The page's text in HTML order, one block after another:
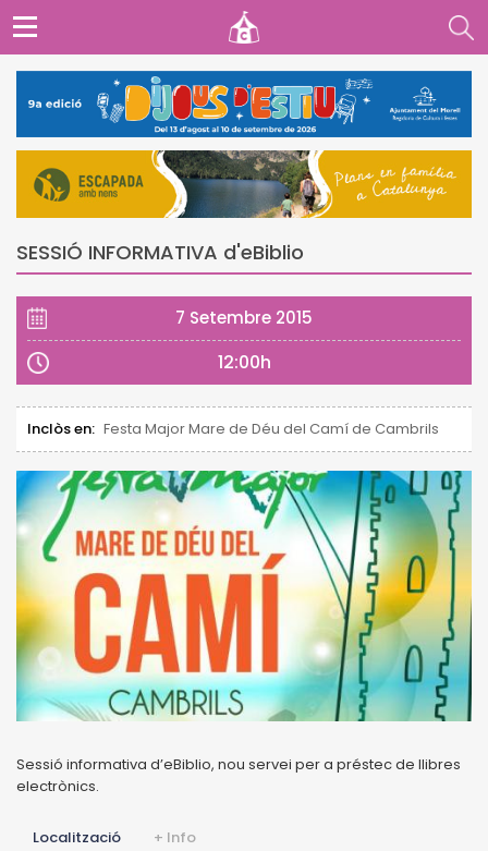
SESSIÓ INFORMATIVA d'eBiblio
7 Setembre 2015
12:00h
Inclòs en: Festa Major Mare de Déu del Camí de Cambrils
Sessió informativa d’eBiblio, nou servei per a préstec de llibres
electrònics.
Localització + Info